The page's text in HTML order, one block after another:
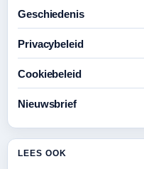
Geschiedenis
Privacybeleid
Cookiebeleid
Nieuwsbrief
LEES OOK